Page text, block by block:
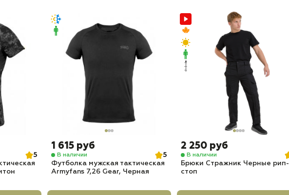
5
1 615 руб
В наличии
5
Футболка мужская тактическая
Armyfans 7,26 Gear, Черная
2 250 руб
В наличии
Брюки Стражник Черные рип-
стоп